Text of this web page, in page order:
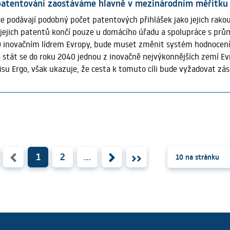
na budoucí výzvy ESA Phi-Lab Austria. Akce přinesla českým
domluvit obchodní a technologická propojení a iniciovat
přehled novinek najdete na VědaVýzkum.cz
zaostáváme hlavně v mezinárodním měřítku
podávají podobný počet patentových přihlášek jako jejich
patentů končí pouze u domácího úřadu a spolupráce s
inovačním lídrem Evropy, bude muset změnit systém
se do roku 2040 jednou z inovačně nejvýkonnějších zemí
Ergo, však ukazuje, že cesta k tomuto cíli bude vyžadovat
na našeho jižního souseda, Rakousko, rozdíl v
úřadu (ÖPA) pouhých 9 %. Rakouští vědci uvažují globálně
úřady nebo mezinárodní cesta přes smlouvu o patentové
1 2 ... 10 na stránku